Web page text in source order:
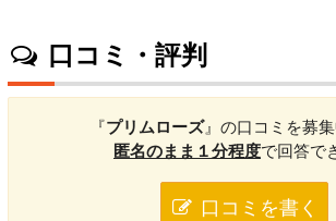
口コミ・評判
『プリムローズ』の口コミを募集
匿名のまま１分程度で回答で
口コミを書く